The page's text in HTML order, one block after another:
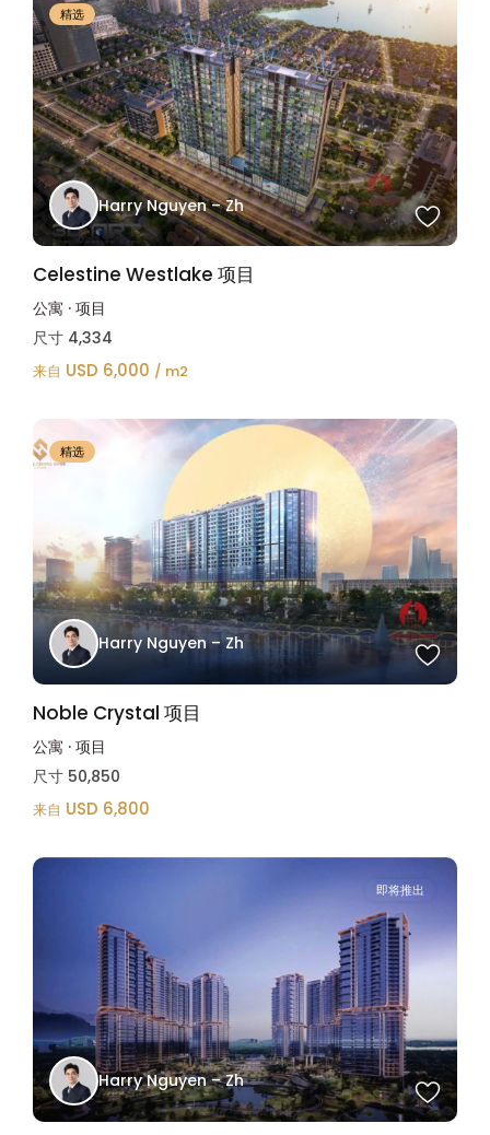
精选
Harry Nguyen – Zh
Celestine Westlake 项目
公寓 · 项目
尺寸 4,334
来自 USD 6,000 / m2
精选
Harry Nguyen – Zh
Noble Crystal 项目
公寓 · 项目
尺寸 50,850
来自 USD 6,800
即将推出
Harry Nguyen – Zh